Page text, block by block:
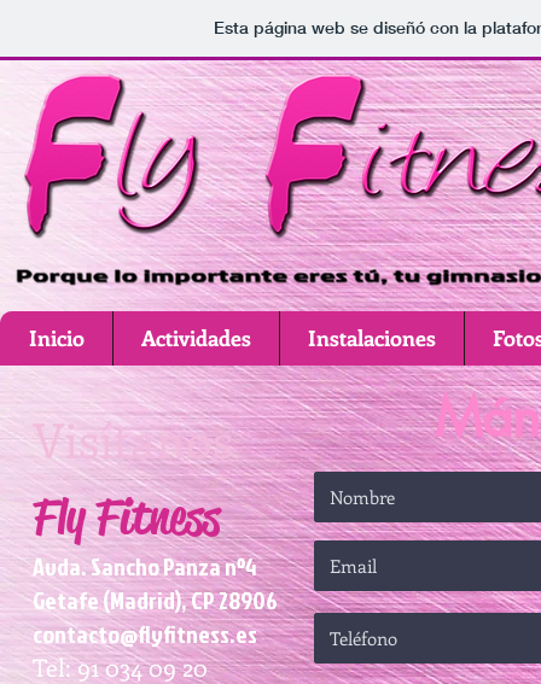
Esta página web se diseñó con la
Inicio Actividades Instalaciones
Visítanos
Fly Fitness
Avda. Sancho Panza nº4
Getafe (Madrid), CP 28906
contacto@flyfitness.es
Tel: 91 034 09 20